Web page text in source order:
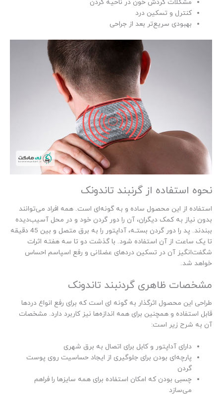
مشکلات گردش خون در ناحیه گردن
کنترل و تسکین درد
بهبودی سریع‌تر بعد از جراحی
نحوه استفاده از گرنبند تاندونک
استفاده از این محصول ساده و به گونه‌ای است. همه افراد می‌توانند
بدون نیاز به کمک دیگران، آن را دور گردن خود و در محل آسیب‌دیده
ببندند. پد را دور گردن بستـه، آداپتور را به برق متصل و بین 45 دقیقه
تا یک ساعت از آن استفاده شود. با گذشت دو تا سه هفته اثرات
شگفت‌انگیز آن در تسکین دردهای عضلانی و رفع اسپاسم احساس
خواهد شد.
مشخصات ظاهری گردنبند تاندونک
طراحی این محصول اثرگذار به گونه ای است که برای رفع انواع دردها
قابل استفاده و همچنین برای همه اندازه‌ها نیز کاربرد دارد. مشخصات
آن به شرح زیر است:
دارای آداپتور و کابل برای اتصال به برق شهری
پارچه‌ای بودن برای جلوگیری از ایجاد حساسیت روی پوست
گردن
چسبی بودن که امکان استفاده برای همه سایزها را فراهم
می‌سازد